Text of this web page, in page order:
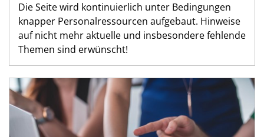
Die Seite wird kontinuierlich unter Bedingungen
knapper Personalressourcen aufgebaut. Hinweise
auf nicht mehr aktuelle und insbesondere fehlende
Themen sind erwünscht!